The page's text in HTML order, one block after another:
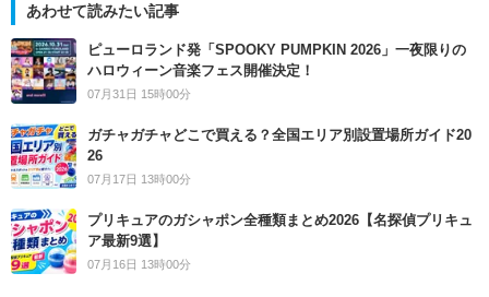
あわせて読みたい記事
ピューロランド発「SPOOKY PUMPKIN 2026」一夜限りの
ハロウィーン音楽フェス開催決定！
07月31日 15時00分
ガチャガチャどこで買える？全国エリア別設置場所ガイド20
26
07月17日 13時00分
プリキュアのガシャポン全種類まとめ2026【名探偵プリキュ
ア最新9選】
07月16日 13時00分